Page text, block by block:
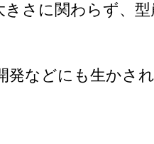
さに関わらず、
などにも生かされ